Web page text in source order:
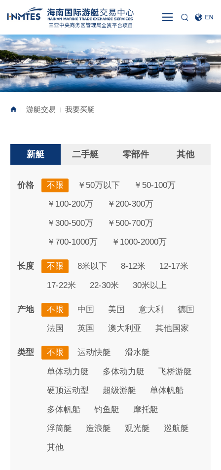
| 游艇交易 | 我要买艇
新艇 二手艇 零部件 其他
价格 不限 ￥50万以下 ￥50-100万
￥100-200万 ￥200-300万
￥300-500万 ￥500-700万
￥700-1000万 ￥1000-2000万
长度 不限 8米以下 8-12米 12-17米
17-22米 22-30米 30米以上
产地 不限 中国 美国 意大利 德国
法国 英国 澳大利亚 其他国家
类型 不限 运动快艇 滑水艇
单体动力艇 多体动力艇 飞桥游艇
硬顶运动型 超级游艇 单体帆船
多体帆船 钓鱼艇 摩托艇
浮筒艇 造浪艇 观光艇 巡航艇
其他